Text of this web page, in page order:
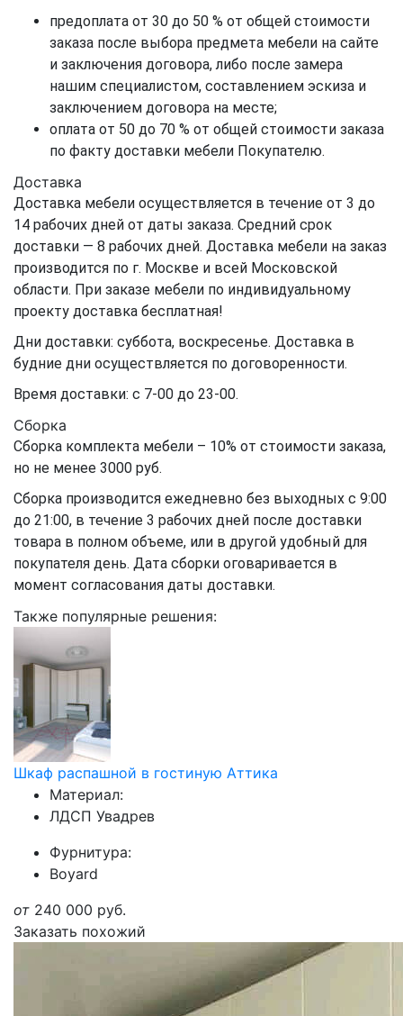
предоплата от 30 до 50 % от общей стоимости
заказа после выбора предмета мебели на сайте
и заключения договора, либо после замера
нашим специалистом, составлением эскиза и
заключением договора на месте;
оплата от 50 до 70 % от общей стоимости заказа
по факту доставки мебели Покупателю.
Доставка
Доставка мебели осуществляется в течение от 3 до
14 рабочих дней от даты заказа. Средний срок
доставки — 8 рабочих дней. Доставка мебели на заказ
производится по г. Москве и всей Московской
области. При заказе мебели по индивидуальному
проекту доставка бесплатная!
Дни доставки: суббота, воскресенье. Доставка в
будние дни осуществляется по договоренности.
Время доставки: с 7-00 до 23-00.
Сборка
Сборка комплекта мебели – 10% от стоимости заказа,
но не менее 3000 руб.
Сборка производится ежедневно без выходных с 9:00
до 21:00, в течение 3 рабочих дней после доставки
товара в полном объеме, или в другой удобный для
покупателя день. Дата сборки оговаривается в
момент согласования даты доставки.
Также популярные решения:
Шкаф распашной в гостиную Аттика
Материал:
ЛДСП Увадрев
Фурнитура:
Boyard
от 240 000 руб.
Заказать похожий